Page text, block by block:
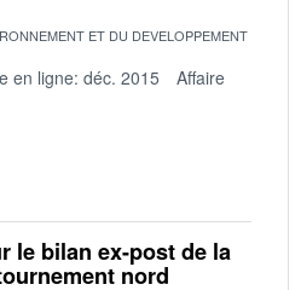
ET DU DEVELOPPEMENT
en ligne: déc. 2015
Affaire
le bilan ex-post de la
nord